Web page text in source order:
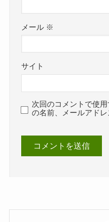
メール ※
サイト
次回のコメントで使
の名前、メールアドレ